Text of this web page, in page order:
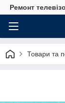
Ремонт
Товари та